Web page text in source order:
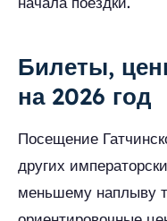
Билеты,
на 2026 год
Посещение
других
меньшему наплыву